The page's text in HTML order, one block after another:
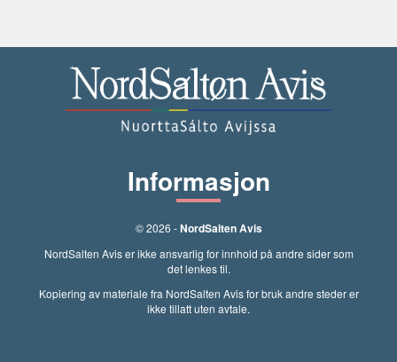
Informasjon
© 2026 -NordSalten Avis
NordSalten Avis er ikke ansvarlig for innhold på andre sider som
det lenkes til.
Kopiering av materiale fra NordSalten Avis for bruk andre steder er
ikke tillatt uten avtale.